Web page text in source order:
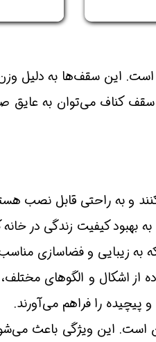
این سقف‌ها به دلیل
سقف کناف می‌توان به
و به راحتی قابل نصب
کیفیت زندگی در
به زیبایی و فضاسازی
از اشکال و الگوهای
پیچیده را فراهم می‌آورند.
این ویژگی باعث